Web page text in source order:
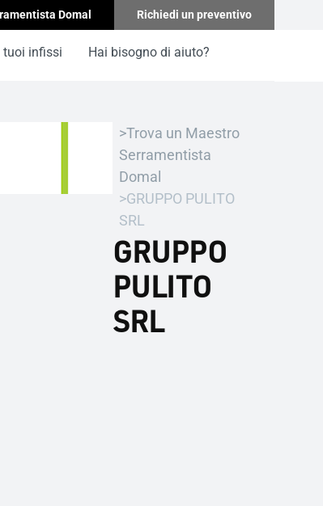
Domal Richiedi un preventivo
tuoi infissi Hai bisogno di aiuto?
Trova un Maestro
Serramentista
Domal
GRUPPO PULITO
SRL
GRUPPO
PULITO
SRL